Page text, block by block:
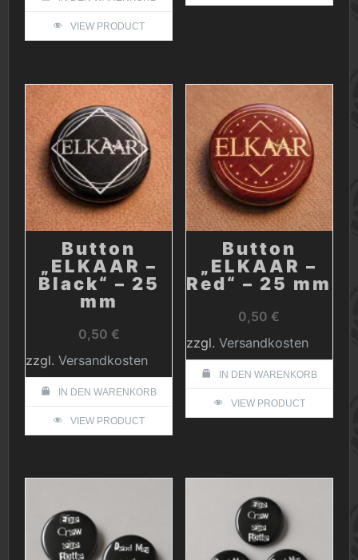
VIEW PRODUCT
Button
„ELKAAR –
Black“ – 25
mm
0,50 €
zzgl. Versandkosten
IN DEN WARENKORB
VIEW PRODUCT
Button
„ELKAAR –
Red“ – 25 mm
0,50€
zzgl. Versandkosten
IN DEN WARENKORB
VIEW PRODUCT